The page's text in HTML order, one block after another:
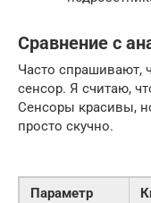
Сравнение с
Часто спрашивают,
сенсор. Я считаю,
Сенсоры красивы,
просто скучно.
Параметр